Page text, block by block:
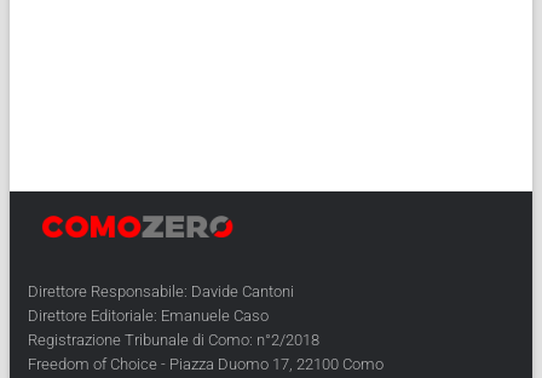
Direttore Responsabile: Davide Cantoni
Direttore Editoriale: Emanuele Caso
Registrazione Tribunale di Como: n°2/2018
Freedom of Choice - Piazza Duomo 17, 22100 Como